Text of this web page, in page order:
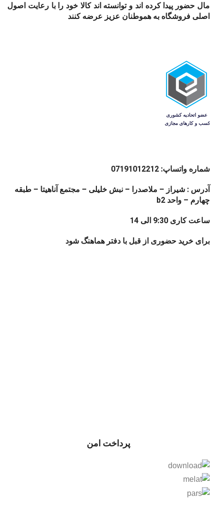
مال حضور پیدا کرده اند و توانسته اند کالا خود را با رعایت اصول
اصلی فروشگاه به هموطنان عزیز عرضه کنند
شماره واتساپ: 07191012212
آدرس : شیراز – ملاصدرا – نبش خلیلی – مجتمع آناهیتا – طبقه
چهارم – واحد b2
ساعت کاری 9:30 الی 14
برای خرید حضوری از قبل با دفتر هماهنگ شود
پرداخت امن